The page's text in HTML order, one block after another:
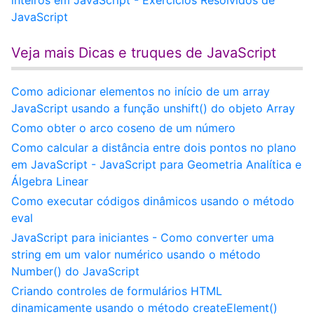
JavaScript
Veja mais Dicas e truques de JavaScript
Como adicionar elementos no início de um array
JavaScript usando a função unshift() do objeto Array
Como obter o arco coseno de um número
Como calcular a distância entre dois pontos no plano
em JavaScript - JavaScript para Geometria Analítica e
Álgebra Linear
Como executar códigos dinâmicos usando o método
eval
JavaScript para iniciantes - Como converter uma
string em um valor numérico usando o método
Number() do JavaScript
Criando controles de formulários HTML
dinamicamente usando o método createElement()